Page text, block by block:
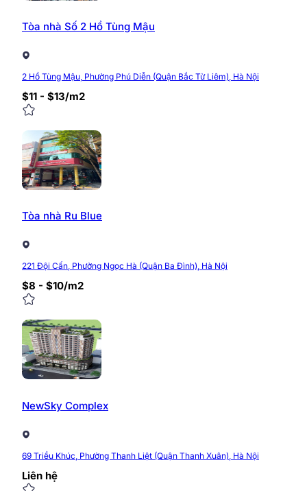
Tòa nhà Số 2 Hồ Tùng Mậu
2 Hồ Tùng Mậu, Phường Phú Diễn (Quận Bắc Từ Liêm), Hà Nội
$11 - $13/m2
Tòa nhà Ru Blue
221 Đội Cấn, Phường Ngọc Hà (Quận Ba Đình), Hà Nội
$8 - $10/m2
NewSky Complex
69 Triều Khúc, Phường Thanh Liệt (Quận Thanh Xuân), Hà Nội
Liên hệ